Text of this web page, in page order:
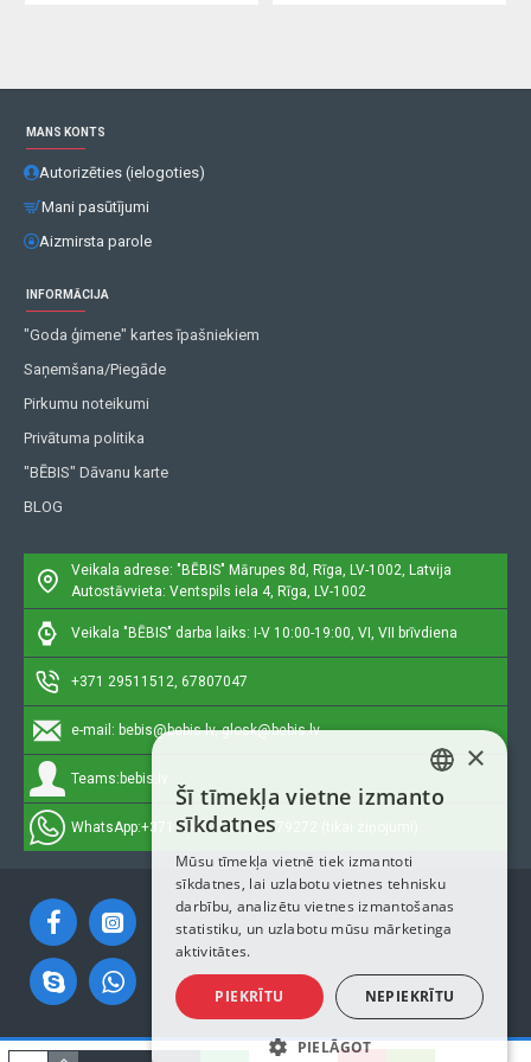
Pārnēsājams ēdienu sildītājs 1645-Babyono
Nopirkt Pārnēsājams ēdienu sildītājs 1645-5901435417133-par zemu cenu,ātri,ērti,bez gaidīšanas.Cenas no vairumtirgotāja.
MANS KONTS
Autorizēties (ielogoties)
Mani pasūtījumi
Aizmirsta parole
INFORMĀCIJA
"Goda ģimene" kartes īpašniekiem
Saņemšana/Piegāde
Pirkumu noteikumi
Privātuma politika
"BĒBIS" Dāvanu karte
BLOG
Veikala adrese: "BĒBIS" Mārupes 8d, Rīga, LV-1002, Latvija
Autostāvvieta: Ventspils iela 4, Rīga, LV-1002
Veikala "BĒBIS" darba laiks: I-V 10:00-19:00, VI, VII brīvdiena
+371 29511512, 67807047
e-mail: bebis@bebis.lv, glosk@bebis.lv
Teams: bebis.lv
WhatsApp:+371 29511512, 20579272 (tikai ziņojumi)
Autortiesības © 2023, Bebis.lv, Visas tiesības aizsargātas
LATVIAN
ENGLISH
×
Šī tīmekļa vietne izmanto
sīkdatnes
Mūsu tīmekļa vietnē tiek izmantoti
sīkdatnes, lai uzlabotu vietnes tehnisku
darbību, analizētu vietnes izmantošanas
statistiku, un uzlabotu mūsu mārketinga
aktivitātes.
PIEKRĪTU NEPIEKRĪTU
PIELĀGOT